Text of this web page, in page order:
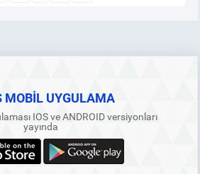
MOBİL UYGULAMA
IOS ve ANDROID versiyonları
yayında